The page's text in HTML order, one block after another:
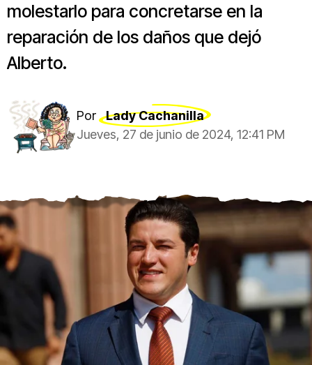
molestarlo para concretarse en la
reparación de los daños que dejó
Alberto.
Por
Lady Cachanilla
Jueves, 27 de junio de 2024, 12:41 PM